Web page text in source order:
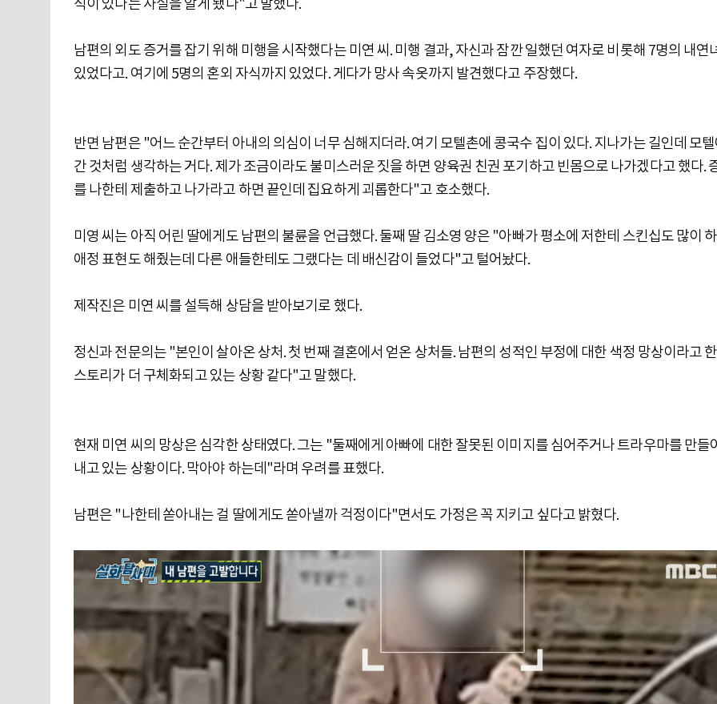
식이 있다는 사실을 알게 됐다"고 말했다.
남편의 외도 증거를 잡기 위해 미행을 시작했다는 미연 씨. 미행 결과, 자신과 잠깐 일했던 여자로 비롯해 7명의 내연
있었다고. 여기에 5명의 혼외 자식까지 있었다. 게다가 망사 속옷까지 발견했다고 주장했다.
반면 남편은 "어느 순간부터 아내의 의심이 너무 심해지더라. 여기 모텔촌에 콩국수 집이 있다. 지나가는 길인데 모
간 것처럼 생각하는 거다. 제가 조금이라도 불미스러운 짓을 하면 양육권 친권 포기하고 빈몸으로 나가겠다고 했다.
를 나한테 제출하고 나가라고 하면 끝인데 집요하게 괴롭한다"고 호소했다.
미영 씨는 아직 어린 딸에게도 남편의 불륜을 언급했다. 둘째 딸 김소영 양은 "아빠가 평소에 저한테 스킨십도 많이
애정 표현도 해줬는데 다른 애들한테도 그랬다는 데 배신감이 들었다"고 털어놨다.
제작진은 미연 씨를 설득해 상담을 받아보기로 했다.
정신과 전문의는 "본인이 살아온 상처. 첫 번째 결혼에서 얻온 상처들. 남편의 성적인 부정에 대한 색정 망상이라고
스토리가 더 구체화되고 있는 상황 같다"고 말했다.
현재 미연 씨의 망상은 심각한 상태였다. 그는 "둘째에게 아빠에 대한 잘못된 이미지를 심어주거나 트라우마를 만들
내고 있는 상황이다. 막아야 하는데"라며 우려를 표했다.
남편은 "나한테 쏟아내는 걸 딸에게도 쏟아낼까 걱정이다"면서도 가정은 꼭 지키고 싶다고 밝혔다.